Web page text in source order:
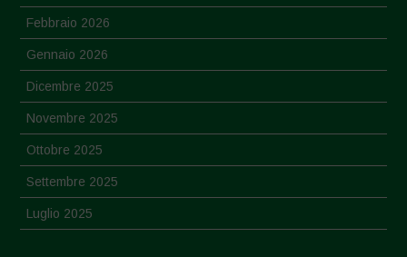
Febbraio 2026
Gennaio 2026
Dicembre 2025
Novembre 2025
Ottobre 2025
Settembre 2025
Luglio 2025